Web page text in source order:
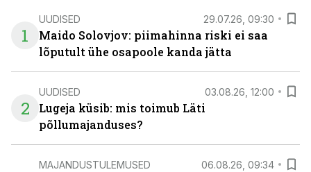
1
UUDISED 29.07.26, 09:30
Maido Solovjov: piimahinna riski ei saa
lõputult ühe osapoole kanda jätta
2
UUDISED 03.08.26, 12:00
Lugeja küsib: mis toimub Läti
põllumajanduses?
MAJANDUSTULEMUSED 06.08.26, 09:34